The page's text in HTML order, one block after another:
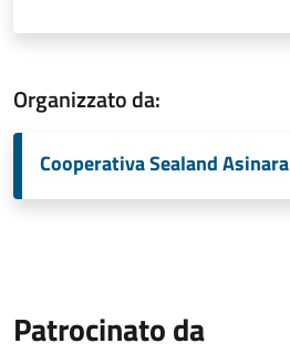
Organizzato da:
Cooperativa Sealand Asinara
Patrocinato da